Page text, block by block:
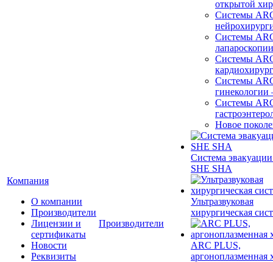
Компания
О компании
Производители
Лицензии и
сертификаты
Новости
Реквизиты
Производители
открытой
Системы
Системы
лапароскопии
Системы
Системы
гинекологии
Системы
Новое
Система
SHE SHA
Ультразвуковая
хирургическая
ARC PLUS,
аргоноплазменная